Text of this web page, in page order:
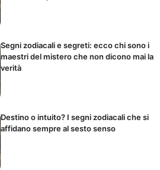
Segni zodiacali e segreti: ecco chi sono i
maestri del mistero che non dicono mai la
verità
Destino o intuito? I segni zodiacali che si
affidano sempre al sesto senso